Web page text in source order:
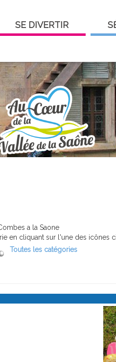
SE DIVERTIR
a la Saone
en cliquant sur l'une des icônes
Toutes les catégories